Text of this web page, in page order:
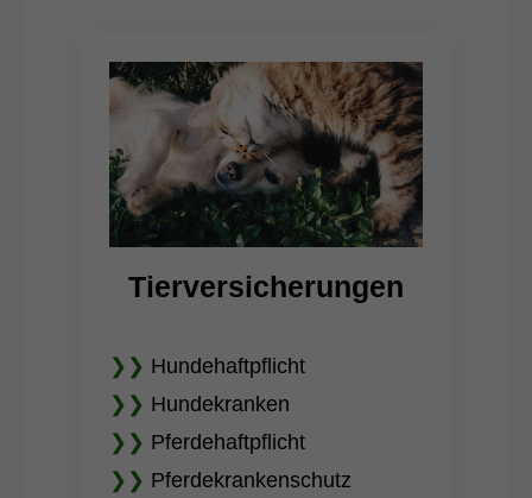
Tierversicherungen
❯❯ Hundehaftpflicht
❯❯ Hundekranken
❯❯ Pferdehaftpflicht
❯❯ Pferdekrankenschutz